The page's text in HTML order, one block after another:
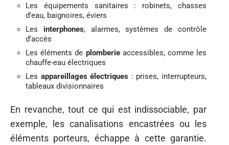
Les équipements sanitaires : robinets, chasses
d’eau, baignoires, éviers
Les interphones, alarmes, systèmes de contrôle
d’accès
Les éléments de plomberieaccessibles, comme les
chauffe-eau électriques
Les appareillages électriques : prises, interrupteurs,
tableaux divisionnaires
En revanche, tout ce qui est indissociable, par
exemple, les canalisations encastrées ou les
éléments porteurs, échappe à cette garantie.